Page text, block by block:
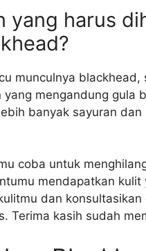
yang harus
munculnya
mengandung gula
banyak sayuran
coba untuk
mendapatkan
dan
Terima kasih sudah